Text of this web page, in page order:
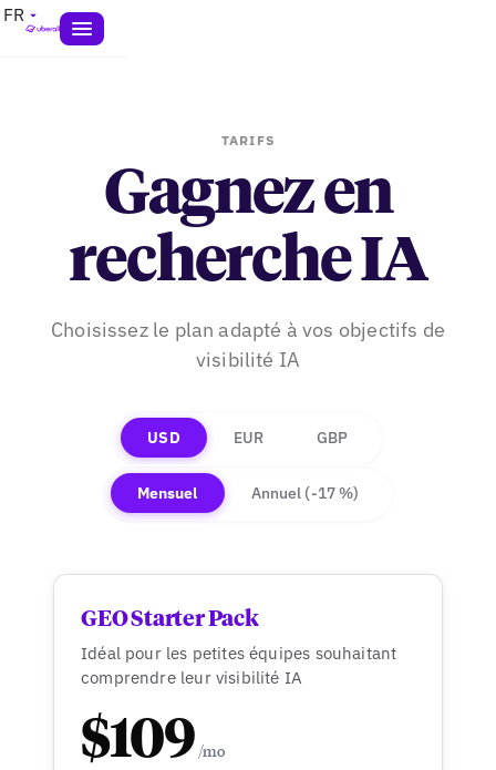
FR
TARIFS
Gagnez en
recherche IA
Choisissez le plan adapté à vos objectifs de
visibilité IA
USD EUR GBP
Mensuel Annuel (-17 %)
GEO Starter Pack
Idéal pour les petites équipes souhaitant
comprendre leur visibilité IA
$109